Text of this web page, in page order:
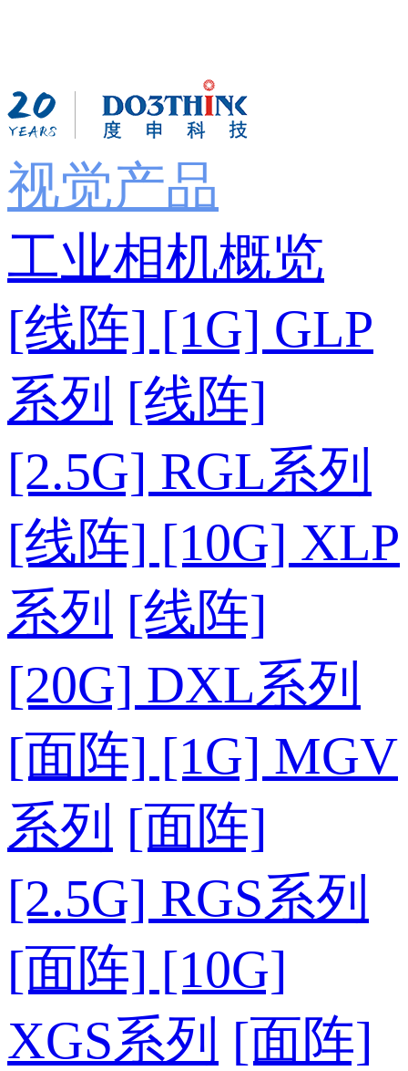
视觉产品
工业相机概览
[线阵] [1G] GLP
系列 [线阵]
[2.5G] RGL系列
[线阵] [10G] XLP
系列 [线阵]
[20G] DXL系列
[面阵] [1G] MGV
系列 [面阵]
[2.5G] RGS系列
[面阵] [10G]
XGS系列 [面阵]